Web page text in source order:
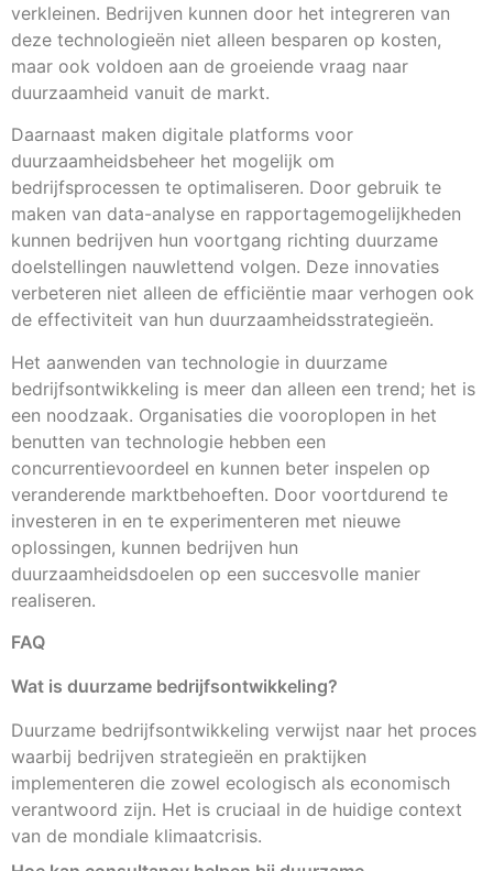
verkleinen. Bedrijven kunnen door het integreren van
deze technologieën niet alleen besparen op kosten,
maar ook voldoen aan de groeiende vraag naar
duurzaamheid vanuit de markt.
Daarnaast maken digitale platforms voor
duurzaamheidsbeheer het mogelijk om
bedrijfsprocessen te optimaliseren. Door gebruik te
maken van data-analyse en rapportagemogelijkheden
kunnen bedrijven hun voortgang richting duurzame
doelstellingen nauwlettend volgen. Deze innovaties
verbeteren niet alleen de efficiëntie maar verhogen ook
de effectiviteit van hun duurzaamheidsstrategieën.
Het aanwenden van technologie in duurzame
bedrijfsontwikkeling is meer dan alleen een trend; het is
een noodzaak. Organisaties die vooroplopen in het
benutten van technologie hebben een
concurrentievoordeel en kunnen beter inspelen op
veranderende marktbehoeften. Door voortdurend te
investeren in en te experimenteren met nieuwe
oplossingen, kunnen bedrijven hun
duurzaamheidsdoelen op een succesvolle manier
realiseren.
FAQ
Wat is duurzame bedrijfsontwikkeling?
Duurzame bedrijfsontwikkeling verwijst naar het proces
waarbij bedrijven strategieën en praktijken
implementeren die zowel ecologisch als economisch
verantwoord zijn. Het is cruciaal in de huidige context
van de mondiale klimaatcrisis.